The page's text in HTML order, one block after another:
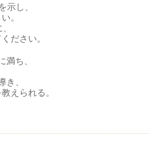
示し、
。
ださい。
ち、
、
えられる。